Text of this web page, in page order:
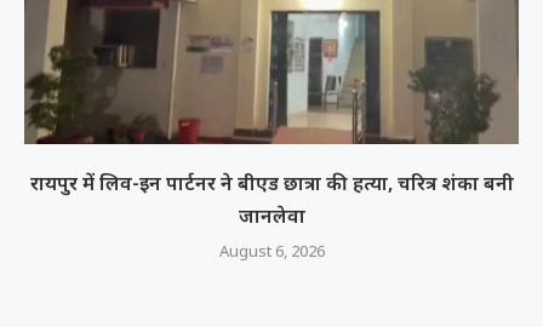
रायपुर में लिव-इन पार्टनर ने बीएड छात्रा की हत्या, चरित्र शंका बनी
जानलेवा
August 6, 2026